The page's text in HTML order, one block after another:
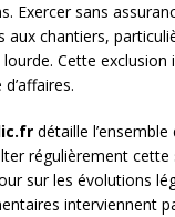
Exercer sans
aux chantiers,
Cette exclusion
détaille
régulièrement
sur les évolutions
interviennent